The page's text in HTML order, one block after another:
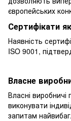
європейських
Сертифікати
Наявність
ISO 9001,
Власне
Власні виробничі
виконувати
запитам